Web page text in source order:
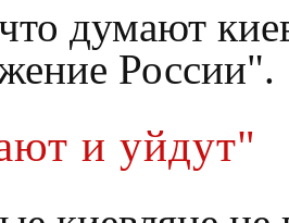
думают
России".
и уйдут"